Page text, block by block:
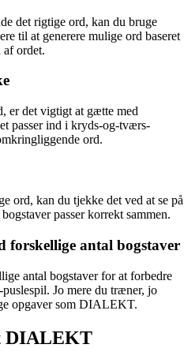
det rigtige ord, kan du bruge
til at generere mulige ord baseret
ordet.
er det vigtigt at gætte med
passer ind i kryds-og-tværs-
ord.
ord, kan du tjekke det ved at se på
passer korrekt sammen.
forskellige antal bogstaver
antal bogstaver for at forbedre
Jo mere du træner, jo
opgaver som DIALEKT.
DIALEKT